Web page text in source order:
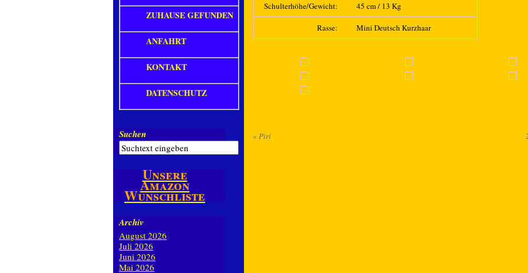
Schulterhöhe/Gewicht: 45 cm / 13 Kg
Rasse: Mini Deutsch Kurzhaar
« Piri
ZUHAUSE GEFUNDEN
ANFAHRT
KONTAKT
DATENSCHUTZ
Suchen
Unsere
Amazon
Wunschliste
Archiv
August 2026
Juli 2026
Juni 2026
Mai 2026